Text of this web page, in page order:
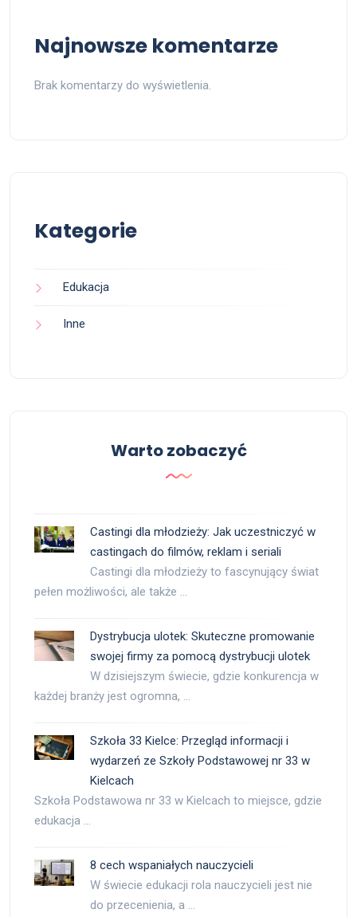
Najnowsze komentarze
Brak komentarzy do wyświetlenia.
Kategorie
Edukacja
Inne
Warto zobaczyć
Castingi dla młodzieży: Jak uczestniczyć w
castingach do filmów, reklam i seriali
Castingi dla młodzieży to fascynujący świat
pełen możliwości, ale także …
Dystrybucja ulotek: Skuteczne promowanie
swojej firmy za pomocą dystrybucji ulotek
W dzisiejszym świecie, gdzie konkurencja w
każdej branży jest ogromna, …
Szkoła 33 Kielce: Przegląd informacji i
wydarzeń ze Szkoły Podstawowej nr 33 w
Kielcach
Szkoła Podstawowa nr 33 w Kielcach to miejsce, gdzie
edukacja …
8 cech wspaniałych nauczycieli
W świecie edukacji rola nauczycieli jest nie
do przecenienia, a …